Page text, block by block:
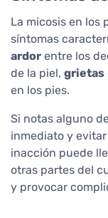
La micosis en los
síntomas
ardor entre los
de la piel, grietas
en los pies.
Si notas alguno
inmediato y
inacción puede
otras partes del
y provocar